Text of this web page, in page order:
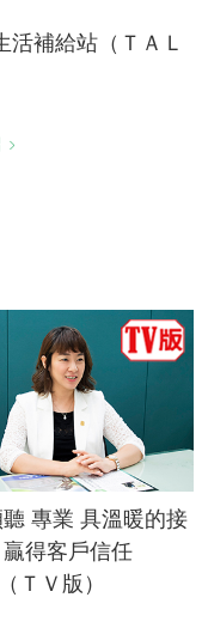
活補給站（ＴＡＬ
專業 具溫暖的接
得客戶信任
ＴＶ版）